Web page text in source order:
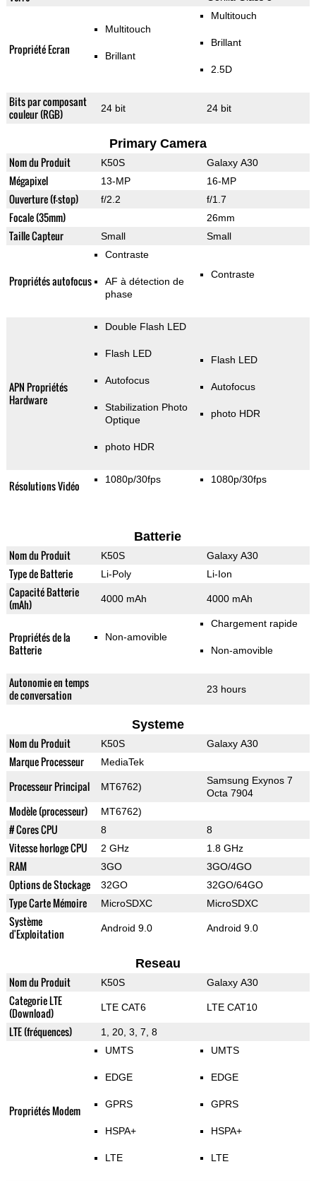
Propriété Ecran
Multitouch
Brillant
Multitouch
Brillant
2.5D
Bits par composant
couleur (RGB)
24 bit 24 bit
Primary Camera
Nom du Produit K50S Galaxy A30
Mégapixel 13-MP 16-MP
Ouverture (f-stop) f/2.2 f/1.7
Focale (35mm) 26mm
Taille Capteur Small Small
Propriétés autofocus
Contraste
AF à détection de
phase
Contraste
APN Propriétés
Hardware
Double Flash LED
Flash LED
Autofocus
Stabilization Photo
Optique
photo HDR
Flash LED
Autofocus
photo HDR
Résolutions Vidéo 1080p/30fps 1080p/30fps
Batterie
Nom du Produit K50S Galaxy A30
Type de Batterie Li-Poly Li-Ion
Capacité Batterie
(mAh)
4000 mAh 4000 mAh
Propriétés de la
Batterie
Non-amovible
Chargement rapide
Non-amovible
Autonomie en temps
de conversation
23 hours
Systeme
Nom du Produit K50S Galaxy A30
Marque Processeur MediaTek
Processeur Principal MT6762)
Samsung Exynos 7
Octa 7904
Modèle (processeur) MT6762)
# Cores CPU 8 8
Vitesse horloge CPU 2 GHz 1.8 GHz
RAM 3GO 3GO/4GO
Options de Stockage 32GO 32GO/64GO
Type Carte Mémoire MicroSDXC MicroSDXC
Système
d'Exploitation
Android 9.0 Android 9.0
Reseau
Nom du Produit K50S Galaxy A30
Categorie LTE
(Download)
LTE CAT6 LTE CAT10
LTE (fréquences) 1, 20, 3, 7, 8
Propriétés Modem
UMTS
EDGE
GPRS
HSPA+
LTE
UMTS
EDGE
GPRS
HSPA+
LTE